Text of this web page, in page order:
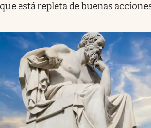
que está repleta de buenas